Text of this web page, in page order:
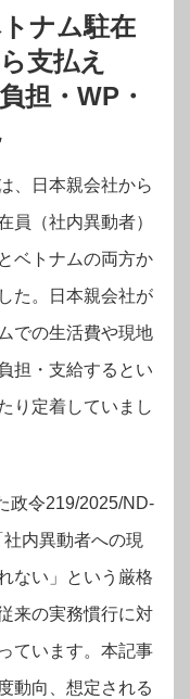
トナム駐在
支払え
担・WP・
、日本親会社から
員（社内異動者）
ベトナムの両方か
た。日本親会社が
での生活費や現地
担・支給するとい
り定着していまし
政令219/2025/ND-
内異動者への現
ない」という厳格
来の実務慣行に対
ています。本記事
動向、想定される